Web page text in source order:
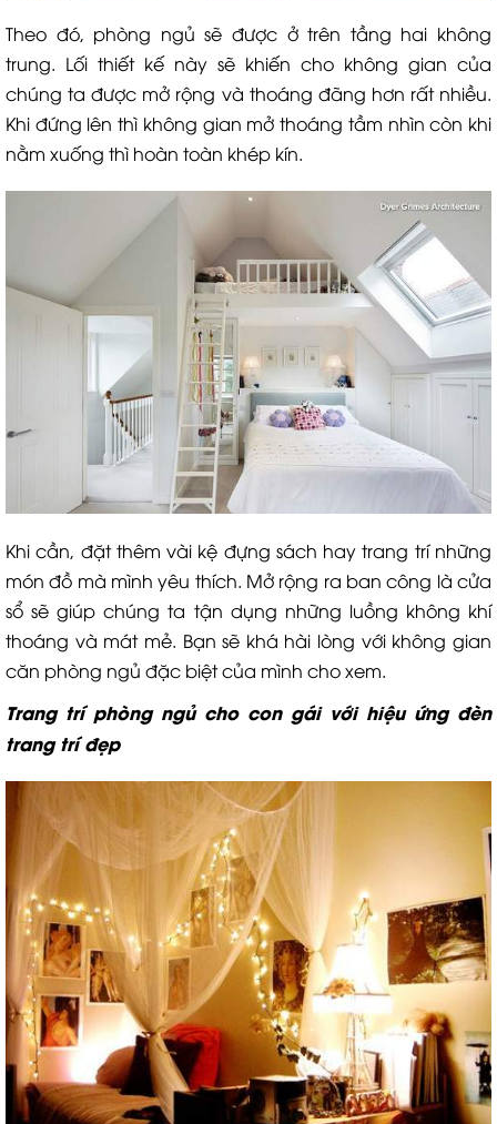
Theo đó, phòng ngủ sẽ được ở trên tầng hai không
trung. Lối thiết kế này sẽ khiến cho không gian của
chúng ta được mở rộng và thoáng đãng hơn rất nhiều.
Khi đứng lên thì không gian mở thoáng tầm nhìn còn khi
nằm xuống thì hoàn toàn khép kín.
Khi cần, đặt thêm vài kệ đựng sách hay trang trí những
món đồ mà mình yêu thích. Mở rộng ra ban công là cửa
sổ sẽ giúp chúng ta tận dụng những luồng không khí
thoáng và mát mẻ. Bạn sẽ khá hài lòng với không gian
căn phòng ngủ đặc biệt của mình cho xem.
Trang trí phòng ngủ cho con gái với hiệu ứng đèn
trang trí đẹp